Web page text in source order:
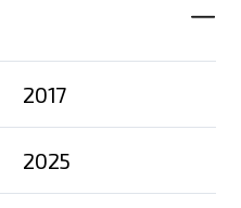
2017
2025